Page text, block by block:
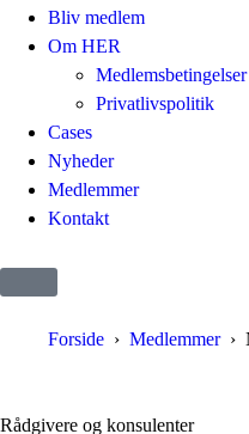
Bliv medlem
Om HER
Medlemsbetingelser
Privatlivspolitik
Cases
Nyheder
Medlemmer
Kontakt
Forside Medlemmer
Rådgivere og konsulenter